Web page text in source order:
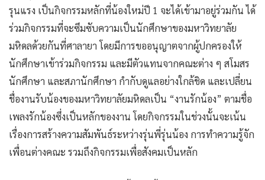
รุนแรง เป็นกิจกรรมหลักที่น้องใหม่ปี 1 จะได้เข้ามาอยู่ร่วมกัน ได้
ร่วมกิจกรรมที่จะซึมซับความเป็นนักศึกษาของมหาวิทยาลัย
มหิดลด้วยกันที่ศาลายา โดยมีการขออนุญาตจากผู้ปกครองให้
นักศึกษาเข้าร่วมกิจกรรม และมีตัวแทนจากคณะต่าง ๆ สโมสร
นักศึกษา และสภานักศึกษา กำกับดูแลอย่างใกล้ชิด และเปลี่ยน
ชื่องานรับน้องของมหาวิทยาลัยมหิดลเป็น “งานรักน้อง” ตามชื่อ
เพลงรักน้องซึ่งเป็นหลักของงาน โดยกิจกรรมในช่วงนั้นจะเน้น
เรื่องการสร้างความสัมพันธ์ระหว่างรุ่นพี่รุ่นน้อง การทำความรู้จัก
เพื่อนต่างคณะ รวมถึงกิจกรรมเพื่อสังคมเป็นหลัก